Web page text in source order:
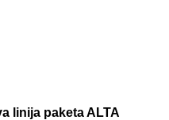
linija paketa ALTA